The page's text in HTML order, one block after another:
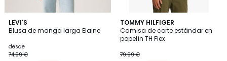
LEVI'S
Blusa de manga larga Elaine
desde
74.99 €
5
/
3
Colores
TOMMY HILFIGER
Camisa de corte estándar en
popelín TH Flex
79.99 €
4,5
/ 5
3
Colores